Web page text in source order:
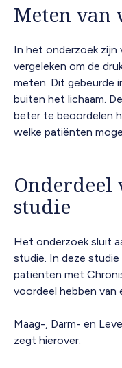
Meten van
In het onderzoek zijn
vergeleken om de
meten. Dit gebeurde
buiten het lichaam.
beter te beoordelen
welke patiënten
Onderdeel
studie
Het onderzoek sluit
studie. In deze
patiënten met
voordeel hebben van
Maag-, Darm- en
zegt hierover: